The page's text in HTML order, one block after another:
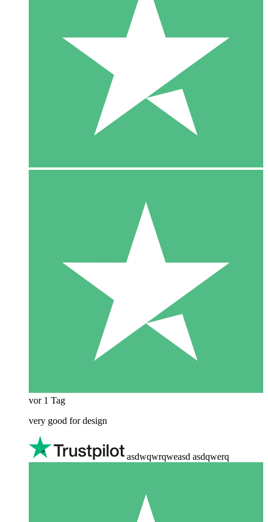
vor 1 Tag
very good for design
asdwqwrqweasd asdqwerq